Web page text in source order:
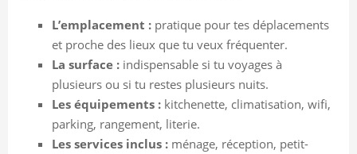
L’emplacement : pratique pour tes déplacements
et proche des lieux que tu veux fréquenter.
La surface : indispensable si tu voyages à
plusieurs ou si tu restes plusieurs nuits.
Les équipements : kitchenette, climatisation, wifi,
parking, rangement, literie.
Les services inclus : ménage, réception, petit-